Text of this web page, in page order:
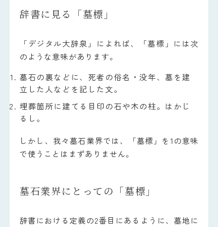
辞書に見る「墓標」
「デジタル大辞泉」によれば、「墓標」には次
のような意味があります。
墓石の裏などに、死者の俗名・没年、墓を建
立した人などを記した文。
埋葬箇所に建てる目印の石や木の柱。はかじ
るし。
しかし、我々墓石業界では、「墓標」を1の意味
で使うことはまずありません。
墓石業界にとっての「墓標」
辞書における定義の2番目にあるように、墓地に